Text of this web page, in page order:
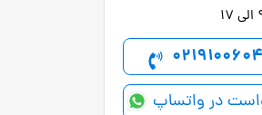
در واتساپ